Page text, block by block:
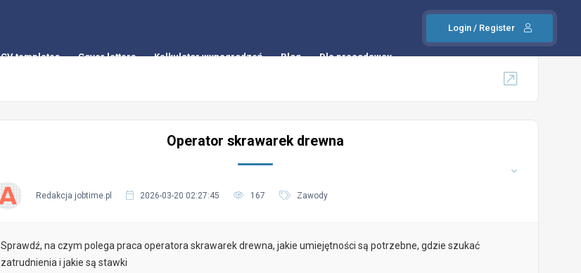
Login / Register
CV templates Cover letters Kalkulator wynagrodzeń Blog Dla pracodawcy
Operator skrawarek drewna
Redakcja jobtime.pl 2026-03-20 02:27:45 167 Zawody
Sprawdź, na czym polega praca operatora skrawarek drewna, jakie umiejętności są potrzebne, gdzie szukać
zatrudnienia i jakie są stawki